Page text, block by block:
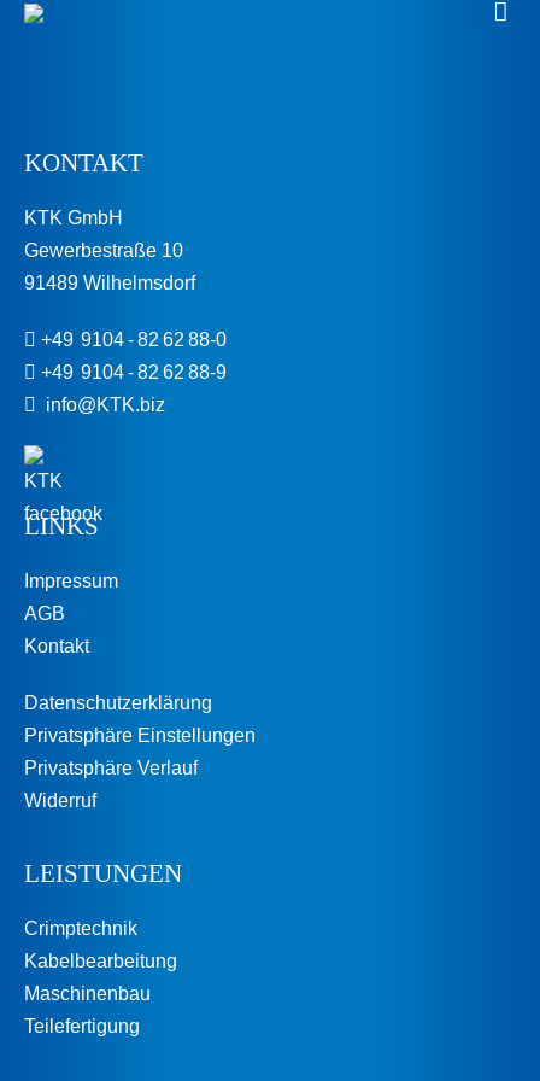
KONTAKT
KTK GmbH
Gewerbestraße 10
91489 Wilhelmsdorf
+49 9104 - 82 62 88-0
+49 9104 - 82 62 88-9
info@KTK.biz
LINKS
Impressum
AGB
Kontakt
Datenschutzerklärung
Privatsphäre Einstellungen
Privatsphäre Verlauf
Widerruf
LEISTUNGEN
Crimptechnik
Kabelbearbeitung
Maschinenbau
Teilefertigung